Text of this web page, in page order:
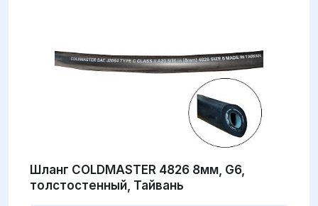
Шланг COLDMASTER 4826 8мм, G6,
толстостенный, Тайвань